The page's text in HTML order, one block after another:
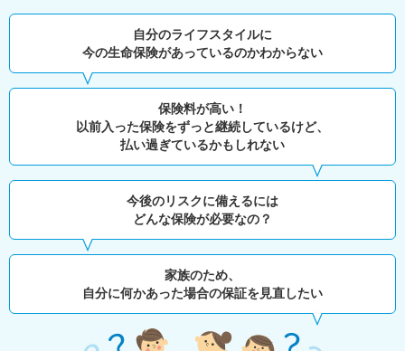
自分のライフスタイルに
今の生命保険があっているのかわからない
保険料が高い！
以前入った保険をずっと継続しているけど、
払い過ぎているかもしれない
今後のリスクに備えるには
どんな保険が必要なの？
家族のため、
自分に何かあった場合の保証を見直したい